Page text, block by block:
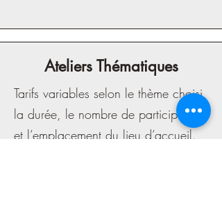
Ateliers Thématiques
Tarifs variables selon le thème choisi,
la durée, le nombre de participants
et l’emplacement du lieu d’accueil.